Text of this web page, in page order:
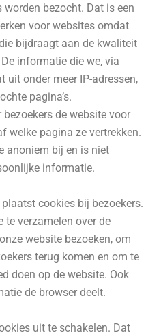
worden bezocht. Dat is een
voor websites omdat
bijdraagt aan de kwaliteit
informatie die we, via
uit onder meer IP-adressen,
pagina’s.
de website voor
welke pagina ze vertrekken.
anoniem bij en is niet
informatie.
cookies bij bezoekers.
verzamelen over de
website bezoeken, om
terug komen en om te
doen op de website. Ook
de browser deelt.
uit te schakelen. Dat